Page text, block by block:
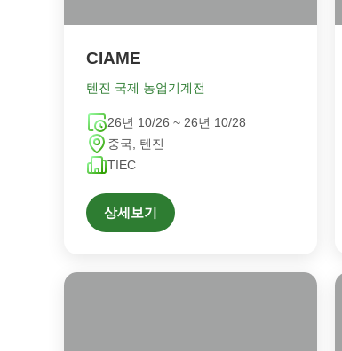
CIAME
텐진 국제 농업기계전
26년 10/26 ~ 26년 10/28
중국, 텐진
TIEC
상세보기